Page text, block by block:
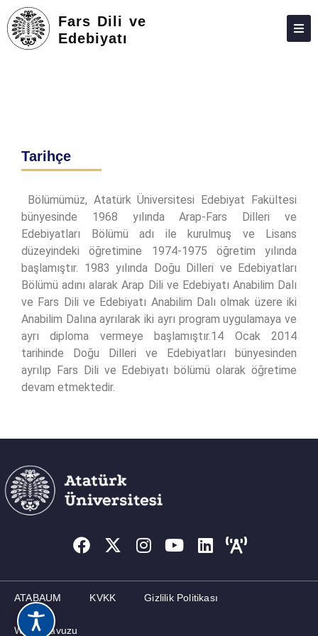
Fars Dili ve
Edebiyatı
TOPLUMA KATKI
ADAY ÖĞRENCILER
İLETIŞIM
ANKETLER
Tarihçe
Bölümümüz, Atatürk Üniversitesi Edebiyat Fakültesi
bünyesinde 1968 yılında Arap-Fars Dilleri ve
Edebiyatları Bölümü adı ile kurulmuş ve Lisans
düzeyindeki öğretimine 1974-1975 öğretim yılında
başlamıştır. 1983 yılında Doğu Dilleri ve Edebiyatları
Bölümü adını alarak Arap Dili ve Edebiyatı Anabilim Dalı
ve Fars Dili ve Edebiyatı Anabilim Dalı olmak üzere iki
Anabilim Dalına ayrılarak iki ayrı program uygulamaya ve
ayrı diploma vermeye başlamıştır.14 Ocak 2014
tarihinde Doğu Dilleri ve Edebiyatları bünyesinden
ayrılıp Fars Dili ve Edebiyatı bölümü olarak öğretime
devam etmektedir.
ATABAUM KVKK Gizlilik Politikası
Web Kılavuzu